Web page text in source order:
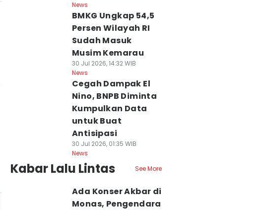
News
BMKG Ungkap 54,5
Persen Wilayah RI
Sudah Masuk
Musim Kemarau
30 Jul 2026, 14:32 WIB
News
Cegah Dampak El
Nino, BNPB Diminta
Kumpulkan Data
untuk Buat
Antisipasi
30 Jul 2026, 01:35 WIB
News
Kabar Lalu Lintas See More
Ada Konser Akbar di
Monas, Pengendara